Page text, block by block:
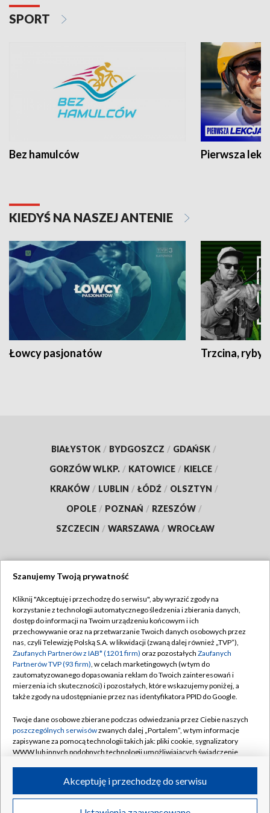
SPORT
Bez hamulców Pierwsza
KIEDYŚ NA NASZEJ ANTENIE
Łowcy pasjonatów Trzcina, ryby
BIAŁYSTOK / BYDGOSZCZ / GDAŃSK /
GORZÓW WLKP. / KATOWICE / KIELCE /
KRAKÓW / LUBLIN / ŁÓDŹ / OLSZTYN /
OPOLE / POZNAŃ / RZESZÓW /
SZCZECIN / WARSZAWA / WROCŁAW
TVP
Abonament TVP
Emisja w TVP
Centrum informacji TVP
Naziemna Telewizja Cyfrowa
Rada Programowa
System NOS
Informacje o nadawcy
Program dla prasy
Regulamin TVP
Polityka prywatności
Moje zgody
Pomoc
Kontakt
Kanały
©2026 Telewizja Polska S.A. w likwidacji
Szanujemy Twoją prywatność
Kliknij "Akceptuję i przechodzę do serwisu", aby wyrazić zgody na
korzystanie z technologii automatycznego śledzenia i zbierania danych,
dostęp do informacji na Twoim urządzeniu końcowym i ich
przechowywanie oraz na przetwarzanie Twoich danych osobowych przez
nas, czyli Telewizję Polską S.A. w likwidacji (zwaną dalej również „TVP”),
Zaufanych Partnerów z IAB* (1201 firm) oraz pozostałych Zaufanych
Partnerów TVP (93 firm), w celach marketingowych (w tym do
zautomatyzowanego dopasowania reklam do Twoich zainteresowań i
mierzenia ich skuteczności) i pozostałych, które wskazujemy poniżej, a
także zgody na udostępnianie przez nas identyfikatora PPID do Google.
Twoje dane osobowe zbierane podczas odwiedzania przez Ciebie naszych
poszczególnych serwisówzwanych dalej „Portalem”, w tym informacje
zapisywane za pomocą technologii takich jak: pliki cookie, sygnalizatory
WWW lub innych podobnych technologii umożliwiających świadczenie
ruchu w Internecie.
Twoje dane osobowe zbierane podczas odwiedzania przez Ciebie
Akceptuję i przechodzę do serwisu